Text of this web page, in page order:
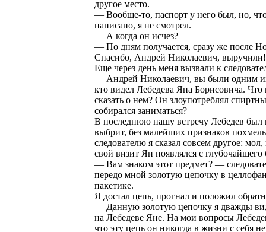
другое место.
— Вообще-то, паспорт у него был, но,
написано, я не смотрел.
— А когда он исчез?
— По дням получается, сразу же после
Спасибо, Андрей Николаевич, выручили!
Еще через день меня вызвали к
— Андрей Николаевич, вы были одним
кто видел Лебедева Яна Борисовича.
сказать о нем? Он злоупотреблял
собирался заниматься?
В последнюю нашу встречу Лебедев был
выбрит, без малейших признаков
следователю я сказал совсем другое:
свой визит Ян появлялся с глубочайшего
— Вам знаком этот предмет? —
передо мной золотую цепочку в
пакетике.
Я достал цепь, прогнал и положил
— Данную золотую цепочку я дважды
на Лебедеве Яне. На мои вопросы
что эту цепь он никогда в жизни с себя